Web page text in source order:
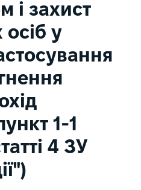
і захист
осіб у
1-1
4 ЗУ